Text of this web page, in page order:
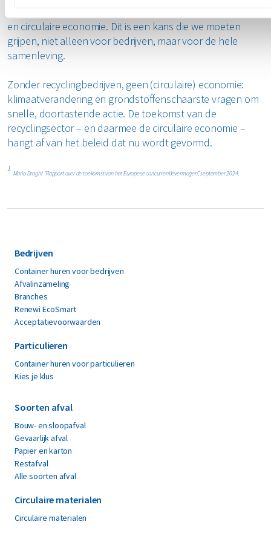
en circulaire economie. Dit is een kans die we moeten
grijpen, niet alleen voor bedrijven, maar voor de hele
samenleving.
Zonder recyclingbedrijven, geen (circulaire) economie:
klimaatverandering en grondstoffenschaarste vragen om
snelle, doortastende actie. De toekomst van de
recyclingsector – en daarmee de circulaire economie –
hangt af van het beleid dat nu wordt gevormd.
1 Mario Draghi: “Rapport over de toekomst van het Europese concurrentievermogen”, september 2024.
Bedrijven
Container huren voor bedrijven
Afvalinzameling
Branches
Renewi EcoSmart
Acceptatievoorwaarden
Particulieren
Container huren voor particulieren
Kies je klus
Soorten afval
Bouw- en sloopafval
Gevaarlijk afval
Papier en karton
Restafval
Alle soorten afval
Circulaire materialen
Circulaire materialen